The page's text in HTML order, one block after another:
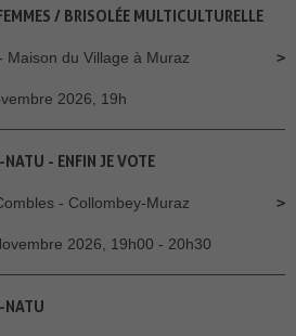
/ BRISOLÉE MULTICULTURELLE
Maison du Village à Muraz
2026, 19h
NATU - ENFIN JE VOTE
- Collombey-Muraz
2026, 19h00 - 20h30
NATU